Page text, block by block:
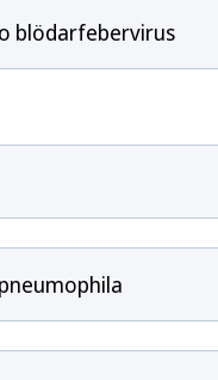
blödarfebervirus